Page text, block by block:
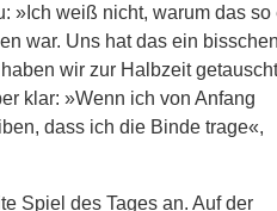
»Ich weiß nicht, warum das so
war. Uns hat das ein
wir zur Halbzeit
klar: »Wenn ich von Anfang
dass ich die Binde trage«,
Spiel des Tages an. Auf der